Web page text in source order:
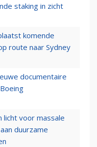
staking in zicht
komende
route naar Sydney
documentaire
voor massale
duurzame